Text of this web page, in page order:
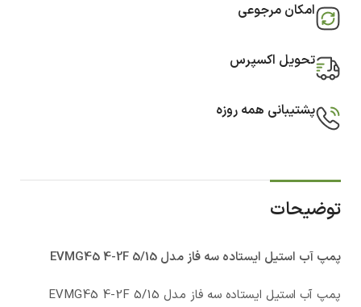
امکان مرجوعی
تحویل اکسپرس
پشتیبانی همه روزه
توضیحات
پمپ آب استيل ایستاده سه فاز مدل EVMG45 4-2F 5/15
پمپ آب استيل ایستاده سه فاز مدل EVMG45 4-2F 5/15